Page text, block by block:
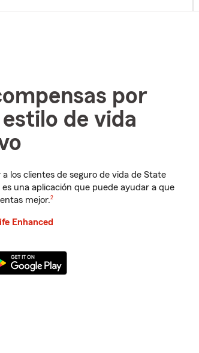
por
de vida
los clientes de seguro de vida de State
una aplicación que puede ayudar a que
mejor.
Nota de pie de página
2
Enhanced